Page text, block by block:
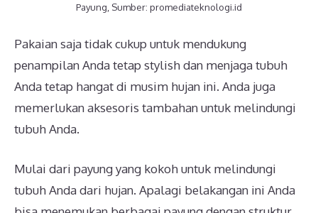
Payung, Sumber: promediateknologi.id
Pakaian saja tidak cukup untuk mendukung
penampilan Anda tetap stylish dan menjaga tubuh
Anda tetap hangat di musim hujan ini. Anda juga
memerlukan aksesoris tambahan untuk melindungi
tubuh Anda.
Mulai dari payung yang kokoh untuk melindungi
tubuh Anda dari hujan. Apalagi belakangan ini Anda